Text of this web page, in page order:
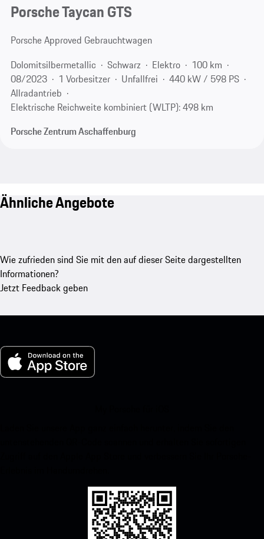
Porsche Taycan GTS
Porsche Approved Gebrauchtwagen
Dolomitsilbermetallic
Schwarz Elektro
100 km
08/2023
1 Vorbesitzer Unfallfrei
440 kW / 598 PS
Allradantrieb
Elektrische Reichweite kombiniert (WLTP): 498 km
Porsche Zentrum Aschaffenburg
Ähnliche Angebote
Wie zufrieden sind Sie mit den auf dieser Seite dargestellten
Informationen?
Jetzt Feedback geben